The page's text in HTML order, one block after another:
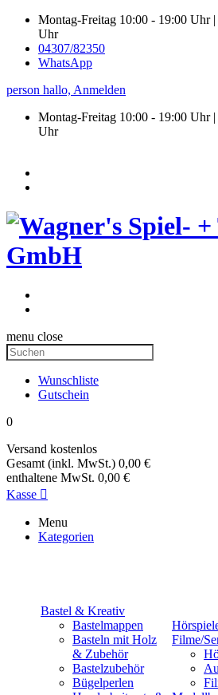
Montag-Freitag 10:00 - 19:00 Uhr
Uhr
04307/82350
WhatsApp
person hallo, Anmelden
Montag-Freitag 10:00 - 19:00 Uhr |
Uhr
menu close
Wunschliste
Gutschein
0
Versand kostenlos
Gesamt (inkl. MwSt.) 0,00 €
enthaltene MwSt. 0,00 €
Kasse 
Menu
Kategorien
Bastel & Kreativ
Bastelmappen
Basteln mit Holz
& Zubehör
Bastelzubehör
Bügelperlen
Filme/